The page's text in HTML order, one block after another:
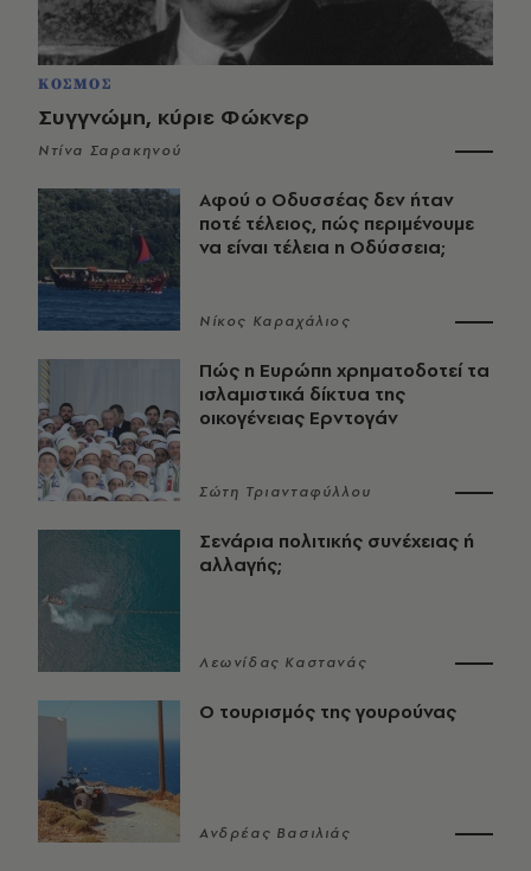
ΚΟΣΜΟΣ
Συγγνώμη, κύριε Φώκνερ
Ντίνα Σαρακηνού
Αφού ο Οδυσσέας δεν ήταν
ποτέ τέλειος, πώς περιμένουμε
να είναι τέλεια η Οδύσσεια;
Νίκος Καραχάλιος
Πώς η Ευρώπη χρηματοδοτεί τα
ισλαμιστικά δίκτυα της
οικογένειας Ερντογάν
Σώτη Τριανταφύλλου
Σενάρια πολιτικής συνέχειας ή
αλλαγής;
Λεωνίδας Καστανάς
Ο τουρισμός της γουρούνας
Ανδρέας Βασιλιάς